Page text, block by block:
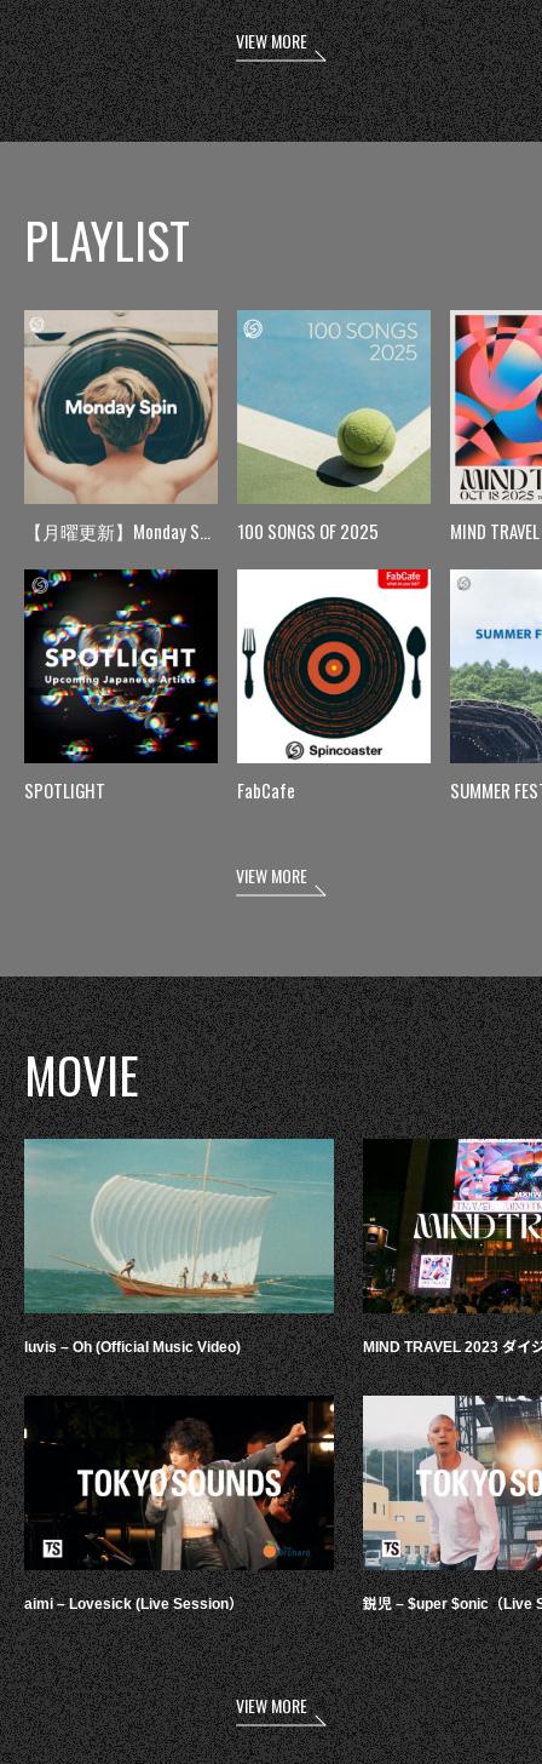
VIEW MORE
PLAYLIST
【月曜更新】Monday Spin
SPOTLIGHT
100 SONGS OF 2025
FabCafe
MIND TRAVEL
SUMMER
VIEW MORE
MOVIE
luvis – Oh (Official Music Video)
aimi – Lovesick (Live Session）
MIND TRAVEL 2023 ダイ
鋭児 – $uper $onic（Live
VIEW MORE